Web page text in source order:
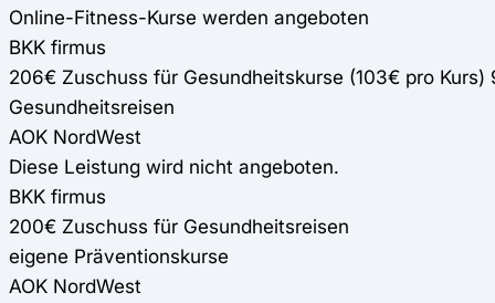
Online-Fitness-Kurse werden angeboten
BKK firmus
206€ Zuschuss für Gesundheitskurse (103€ pro Kurs)
Gesundheitsreisen
AOK NordWest
Diese Leistung wird nicht angeboten.
BKK firmus
200€ Zuschuss für Gesundheitsreisen
eigene Präventionskurse
AOK NordWest